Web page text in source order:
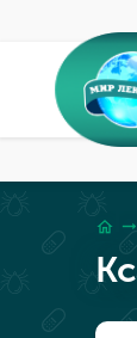
home arrow_right_alt